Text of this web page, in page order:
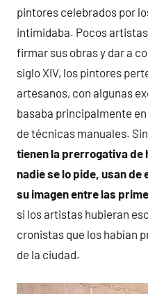
pintores celebrados por
intimidaba. Pocos
firmar sus obras y dar a
siglo XIV, los pintores
artesanos, con algunas
basaba principalmente
de técnicas manuales.
tienen la prerrogativa de
nadie se lo pide, usan
su imagen entre las
si los artistas hubieran
cronistas que los habían
de la ciudad.